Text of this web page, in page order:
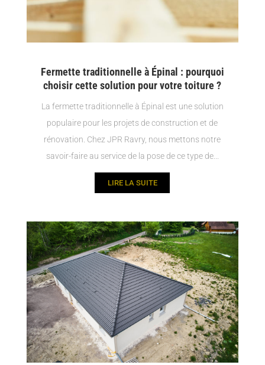
Fermette traditionnelle à Épinal : pourquoi
choisir cette solution pour votre toiture ?
La fermette traditionnelle à Épinal est une solution
populaire pour les projets de construction et de
rénovation. Chez JPR Ravry, nous mettons notre
savoir-faire au service de la pose de ce type de...
LIRE LA SUITE